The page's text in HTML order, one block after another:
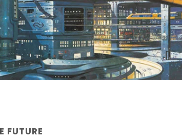
FUTURE